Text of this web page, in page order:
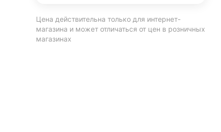
Цена действительна только для интернет-
магазина и может отличаться от цен в розничных
магазинах